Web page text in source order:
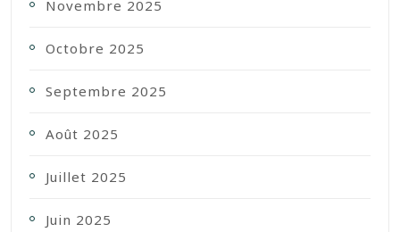
Novembre 2025
Octobre 2025
Septembre 2025
Août 2025
Juillet 2025
Juin 2025